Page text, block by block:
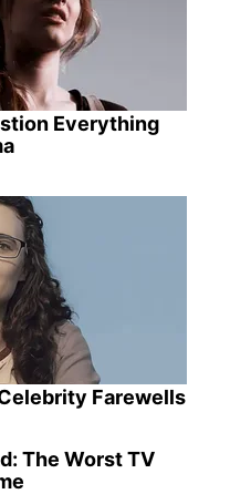
Everything
Farewells
The Worst TV